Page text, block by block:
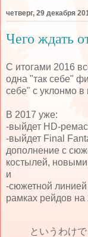
четверг, 29 декабря
Чего ждать
С итогами 2016
одна "так себе"
себе" с уклонмо в
В 2017 уже:
-выйдет HD-
-выйдет Final
дополнение с
костылей,
и
-сюжетной
рамках рейдов на
というわけ